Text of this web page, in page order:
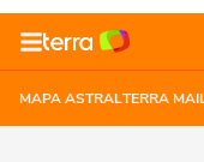
MAPA ASTRALTERRA